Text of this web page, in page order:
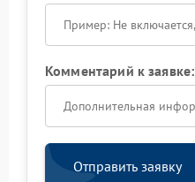
Комментарий к заявке:
Отправить заявку